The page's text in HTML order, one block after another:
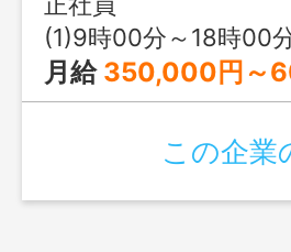
(1)9時00分～18時00
月給 350,000円～
この企業